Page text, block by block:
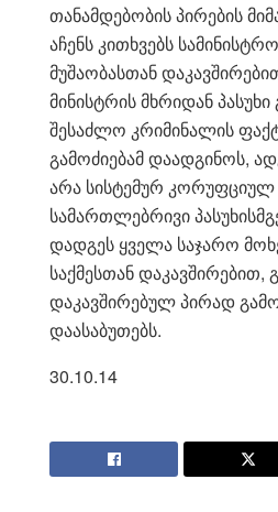
თანამდებობის პირების
აჩენს კითხვებს
მუშაობასთან
მინისტრის მხრიდან პასუხი
შესაძლო კრიმინალის
გამოძიებამ დაადგინოს,
არა სისტემურ კორუფციულ
სამართლებრივი
დადგეს ყველა საჯარო
საქმესთან დაკავშირებით,
დაკავშირებულ პირად
დაასაბუთებს.
30.10.14